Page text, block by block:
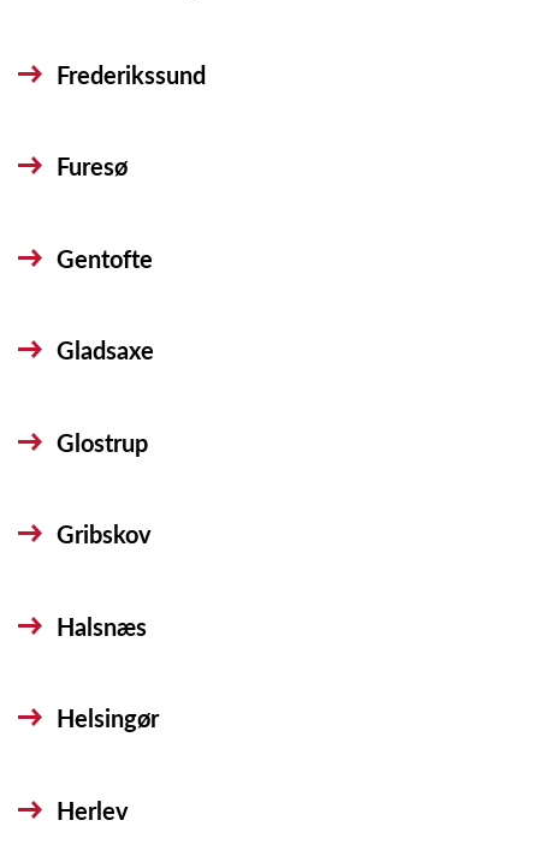
Frederikssund
Furesø
Gentofte
Gladsaxe
Glostrup
Gribskov
Halsnæs
Helsingør
Herlev